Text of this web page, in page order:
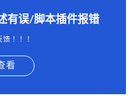
有误/脚本插件报错
！！！
看